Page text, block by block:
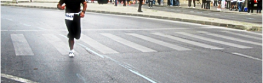
ANUNȚ OPRIRE APĂ în Reșița – avarie – 04.08.2026 – str. Văliugului și
ANUNŢ OPRIRE APĂ în CARANSEBEȘ – 04.08.2026 – avarie – Calea